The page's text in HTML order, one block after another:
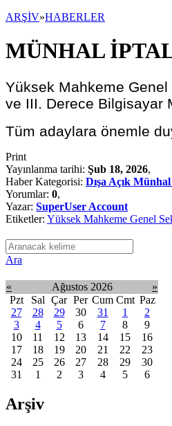
ARŞİV»HABERLER
MÜNHAL
Yüksek Mahkeme
ve III. Derece Bilgisayar
Tüm adaylara önemle
Print
Yayınlanma tarihi: Şub 18, 2026,
Haber Kategorisi: Dışa Açık
Yorumlar: 0,
Yazar: SuperUser Account
Etiketler: Yüksek Mahkeme Genel
Ara
« Ağustos 2026
»
Pzt
Sal Çar Per Cum Cmt Paz
27
28 29 30 31 1
2
3
4 5 6 7 8
9
10
11 12 13 14 15
16
17
18 19 20 21 22
23
24
25 26 27 28 29
30
31
1 2 3 4 5 6
Arşiv